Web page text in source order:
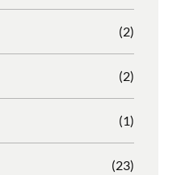
(2)
(2)
(1)
(23)